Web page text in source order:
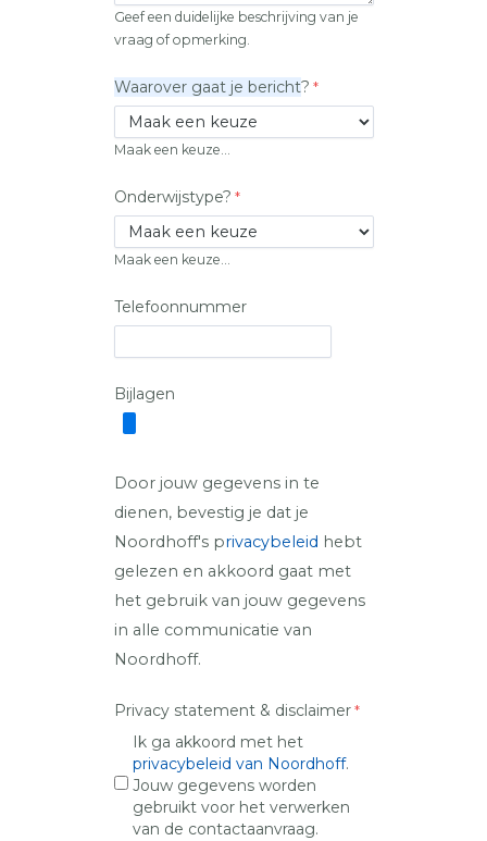
Geef een duidelijke beschrijving van je
vraag of opmerking.
Waarover gaat je bericht?
Maak een keuze...
Onderwijstype?
Maak een keuze...
Telefoonnummer
Bijlagen
Door jouw gegevens in te
dienen, bevestig je dat je
Noordhoff's privacybeleid hebt
gelezen en akkoord gaat met
het gebruik van jouw gegevens
in alle communicatie van
Noordhoff.
Privacy statement & disclaimer
Ik ga akkoord met het
privacybeleid van Noordhoff.
Jouw gegevens worden
gebruikt voor het verwerken
van de contactaanvraag.